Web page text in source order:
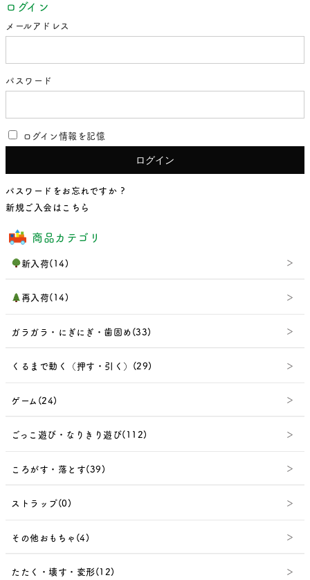
ログイン
メールアドレス
パスワード
ログイン情報を記憶
パスワードをお忘れですか ?
新規ご入会はこちら
商品カテゴリ
新入荷(14)
再入荷(14)
ガラガラ・にぎにぎ・歯固め(33)
くるまで動く（押す・引く）(29)
ゲーム(24)
ごっこ遊び・なりきり遊び(112)
ころがす・落とす(39)
ストラップ(0)
その他おもちゃ(4)
たたく・壊す・変形(12)